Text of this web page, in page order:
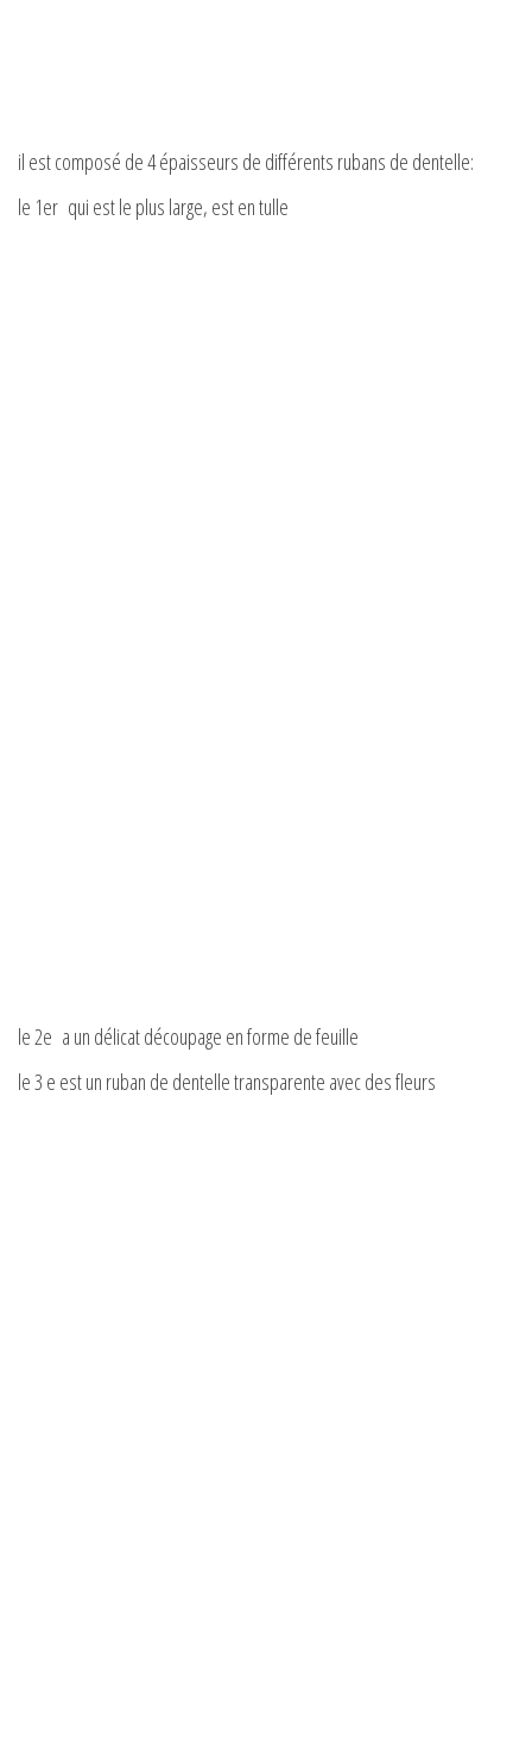
il est composé de 4 épaisseurs de différents rubans de dentelle:
le 1er qui est le plus large, est en tulle
le 2e a un délicat découpage en forme de feuille
le 3 e est un ruban de dentelle transparente avec des fleurs